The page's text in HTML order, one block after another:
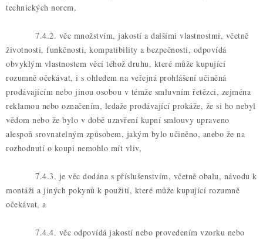
technických norem,
7.4.2. věc množstvím, jakostí a dalšími vlastnostmi, včetně
životnosti, funkčnosti, kompatibility a bezpečnosti, odpovídá
obvyklým vlastnostem věcí téhož druhu, které může kupující
rozumně očekávat, i s ohledem na veřejná prohlášení učiněná
prodávajícím nebo jinou osobou v témže smluvním řetězci, zejména
reklamou nebo označením, ledaže prodávající prokáže, že si ho nebyl
vědom nebo že bylo v době uzavření kupní smlouvy upraveno
alespoň srovnatelným způsobem, jakým bylo učiněno, anebo že na
rozhodnutí o koupi nemohlo mít vliv,
7.4.3. je věc dodána s příslušenstvím, včetně obalu, návodu k
montáži a jiných pokynů k použití, které může kupující rozumně
očekávat, a
7.4.4. věc odpovídá jakostí nebo provedením vzorku nebo